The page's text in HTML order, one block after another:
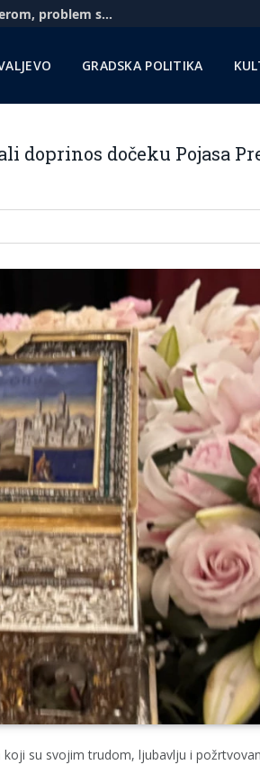
Aerodrom u Nišu: Pratimo situaciju sa Rajanerom, problem sa gorivom zbog sankcija NIS-u
GRADSKA POLITIKA
doprinos dočeku Pojasa
koji su svojim trudom, ljubavlju i